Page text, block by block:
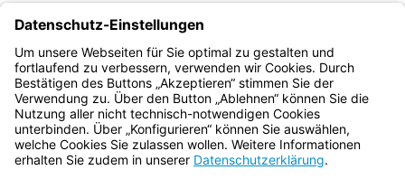
Schülerbögen werden gemäß § 32 BFSO HeilB von der
staatlich anerkannten Berufsfachschule für Logopädie
Würzburg geführt.
Bayern.de
BayernPortal